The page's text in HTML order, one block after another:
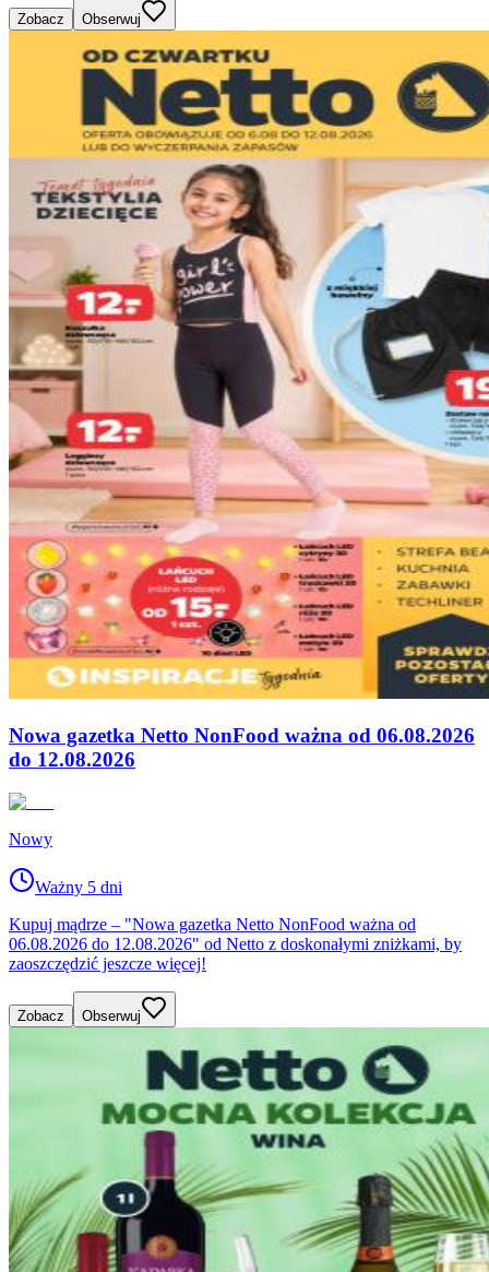
Zobacz Obserwuj
Nowa gazetka Netto NonFood ważna od 06.08.2026
do 12.08.2026
Nowy
Ważny 5 dni
Kupuj mądrze – "Nowa gazetka Netto NonFood ważna od
06.08.2026 do 12.08.2026" od Netto z doskonałymi zniżkami, by
zaoszczędzić jeszcze więcej!
Zobacz Obserwuj